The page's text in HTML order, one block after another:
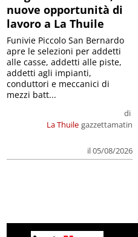
nuove opportunità di
lavoro a La Thuile
La Thuile
di
gazzettamatin
il 05/08/2026
Funivie Piccolo San Bernardo
apre le selezioni per addetti
alle casse, addetti alle piste,
addetti agli impianti,
conduttori e meccanici di
mezzi batt...